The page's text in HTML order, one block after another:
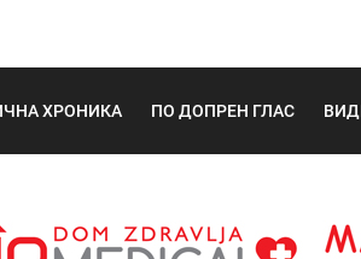
ХРОНИКА ПО ДОПРЕН ГЛАС